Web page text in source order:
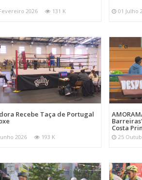
2026 131 K 01 Julho
Recebe Taça de Portugal
2026 193 K
Costa
25